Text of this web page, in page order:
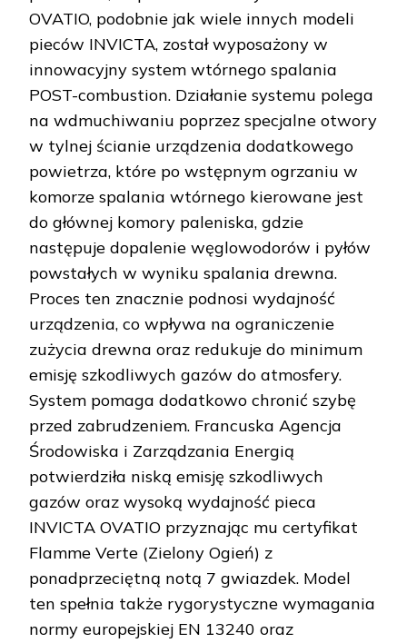
OVATIO, podobnie jak wiele innych modeli
pieców INVICTA, został wyposażony w
innowacyjny system wtórnego spalania
POST-combustion. Działanie systemu polega
na wdmuchiwaniu poprzez specjalne otwory
w tylnej ścianie urządzenia dodatkowego
powietrza, które po wstępnym ogrzaniu w
komorze spalania wtórnego kierowane jest
do głównej komory paleniska, gdzie
następuje dopalenie węglowodorów i pyłów
powstałych w wyniku spalania drewna.
Proces ten znacznie podnosi wydajność
urządzenia, co wpływa na ograniczenie
zużycia drewna oraz redukuje do minimum
emisję szkodliwych gazów do atmosfery.
System pomaga dodatkowo chronić szybę
przed zabrudzeniem. Francuska Agencja
Środowiska i Zarządzania Energią
potwierdziła niską emisję szkodliwych
gazów oraz wysoką wydajność pieca
INVICTA OVATIO przyznając mu certyfikat
Flamme Verte (Zielony Ogień) z
ponadprzeciętną notą 7 gwiazdek. Model
ten spełnia także rygorystyczne wymagania
normy europejskiej EN 13240 oraz